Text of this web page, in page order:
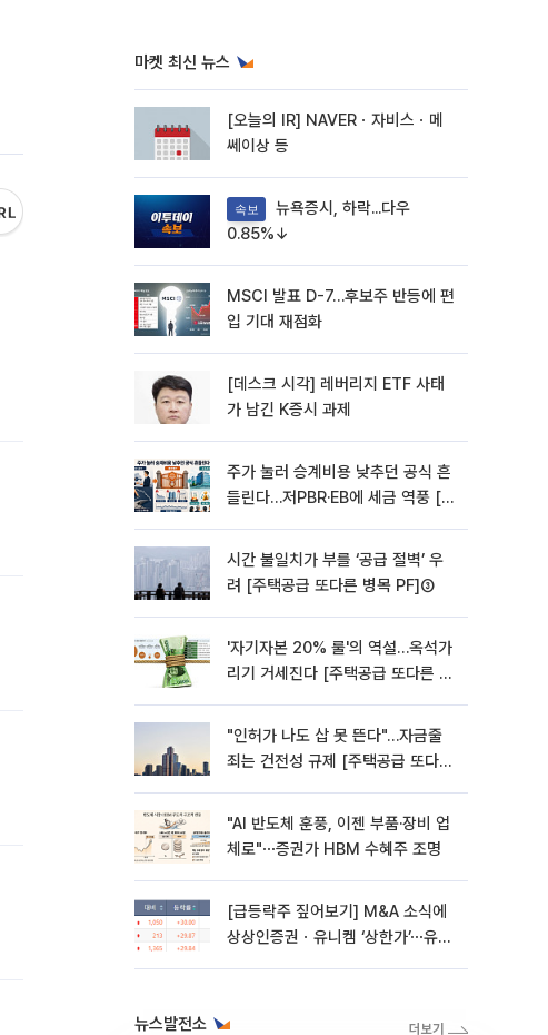
마켓 최신 뉴스
[오늘의 IR] NAVERㆍ자비스ㆍ메
쎄이상 등
속보
0.85%↓
MSCI 발표 D-7…후보주 반등에 편
입 기대 재점화
[데스크 시각] 레버리지 ETF 사태
가 남긴 K증시 과제
주가 눌러 승계비용 낮추던 공식 흔
들린다…저PBR·EB에 세금 역풍 [기
시간 불일치가 부를 ‘공급 절벽’ 우
려 [주택공급 또다른 병목 PF]③
'자기자본 20% 룰'의 역설…옥석가
리기 거세진다 [주택공급 또다른 병
"인허가 나도 삽 못 뜬다"…자금줄
죄는 건전성 규제 [주택공급 또다른
"AI 반도체 훈풍, 이젠 부품·장비 업
체로"⋯증권가 HBM 수혜주 조명
[급등락주 짚어보기] M&A 소식에
상상인증권ㆍ유니켐 ‘상한가’⋯유증
뉴스발전소